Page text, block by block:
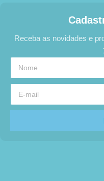
Receba as novidades e